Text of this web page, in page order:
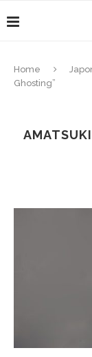
Home
Ghosting”